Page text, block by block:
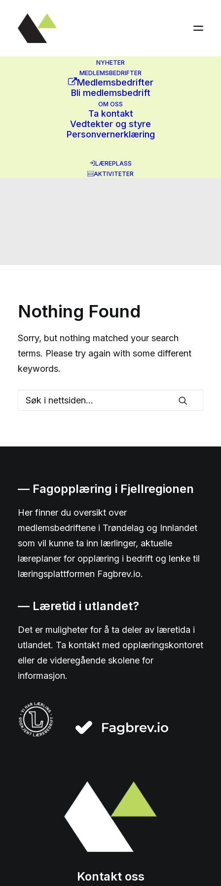
NYHETER
MEDLEMSBEDRIFTER
Medlemsbedrifter
Bli medlemsbedrift
OM OSS
Ta kontakt
Vedtekter og styre
Personvernerklæring
LÆREPLASS
AKTIVITETER
malerservice as
Nothing Found
Sorry, but nothing matched your search
terms. Please try again with some different
keywords.
Kontakt oss
— Fagopplæring i Fjellregionen
Her finner du oversikt over
medlemsbedriftene i Trøndelag og Innlandet
som vil kunne ta inn lærlinger, aktuelle
læreplaner for opplæring i bedrift og lenke til
læringsplattformen Fagbrev.io.
— Læretid i utlandet?
Det er muligheter for å ta deler av læretida i
utlandet. Ta kontakt med opplæringskontoret
eller de videregående skolene for
informasjon.